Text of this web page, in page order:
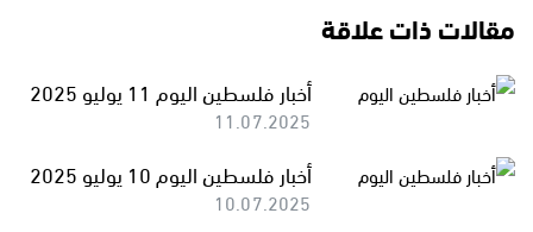
مقالات ذات علاقة
أخبار فلسطين اليوم 11 يوليو 2025
11.07.2025
أخبار فلسطين اليوم 10 يوليو 2025
10.07.2025